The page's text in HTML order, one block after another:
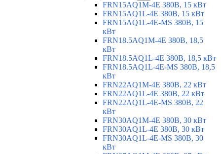
FRN15AQ1M-4E 380В, 15 кВт
FRN15AQ1L-4E 380В, 15 кВт
FRN15AQ1L-4E-MS 380В, 15
кВт
FRN18.5AQ1M-4E 380В, 18,5
кВт
FRN18.5AQ1L-4E 380В, 18,5 кВт
FRN18.5AQ1L-4E-MS 380В, 18,5
кВт
FRN22AQ1M-4E 380В, 22 кВт
FRN22AQ1L-4E 380В, 22 кВт
FRN22AQ1L-4E-MS 380В, 22
кВт
FRN30AQ1M-4E 380В, 30 кВт
FRN30AQ1L-4E 380В, 30 кВт
FRN30AQ1L-4E-MS 380В, 30
кВт